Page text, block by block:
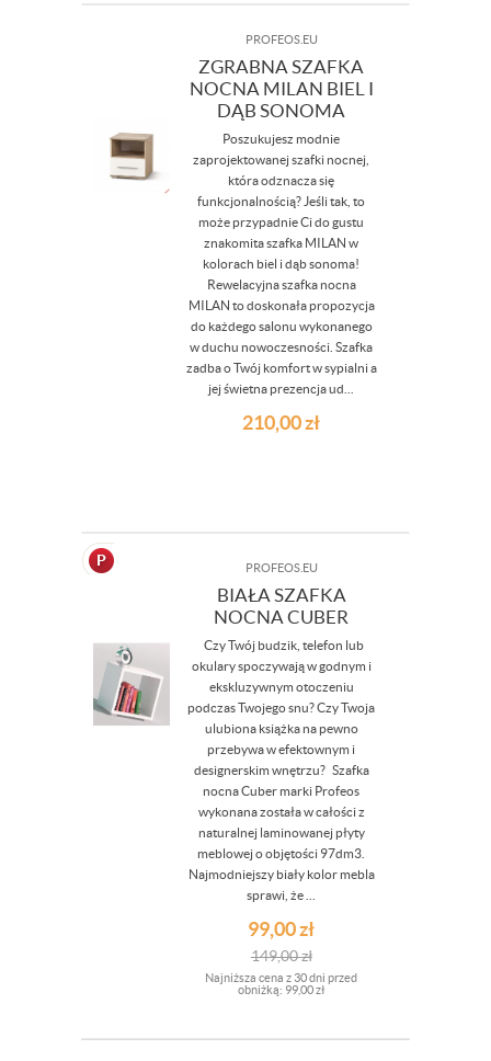
PROFEOS.EU
ZGRABNA SZAFKA
NOCNA MILAN BIEL I
DĄB SONOMA
Poszukujesz modnie
zaprojektowanej szafki nocnej,
która odznacza się
funkcjonalnością? Jeśli tak, to
może przypadnie Ci do gustu
znakomita szafka MILAN w
kolorach biel i dąb sonoma!
Rewelacyjna szafka nocna
MILAN to doskonała propozycja
do każdego salonu wykonanego
w duchu nowoczesności. Szafka
zadba o Twój komfort w sypialni a
jej świetna prezencja ud...
210,00zł
PROFEOS.EU
BIAŁA SZAFKA
NOCNA CUBER
Czy Twój budzik, telefon lub
okulary spoczywają w godnym i
ekskluzywnym otoczeniu
podczas Twojego snu? Czy Twoja
ulubiona książka na pewno
przebywa w efektownym i
designerskim wnętrzu? Szafka
nocna Cuber marki Profeos
wykonana została w całości z
naturalnej laminowanej płyty
meblowej o objętości 97dm3.
Najmodniejszy biały kolor mebla
sprawi, że ...
99,00zł
149,00zł
Najniższa cena z 30 dni przed
obniżką: 99,00 zł